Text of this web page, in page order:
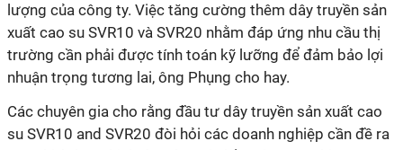
lượng của công ty. Việc tăng cường thêm dây truyền sản
xuất cao su SVR10 và SVR20 nhằm đáp ứng nhu cầu thị
trường cần phải được tính toán kỹ lưỡng để đảm bảo lợi
nhuận trọng tương lai, ông Phụng cho hay.
Các chuyên gia cho rằng đầu tư dây truyền sản xuất cao
su SVR10 and SVR20 đòi hỏi các doanh nghiệp cần đề ra